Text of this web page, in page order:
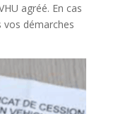
agréé. En cas
vos démarches